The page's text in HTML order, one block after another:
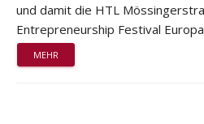
und damit die HTL
Entrepreneurship Festival
MEHR